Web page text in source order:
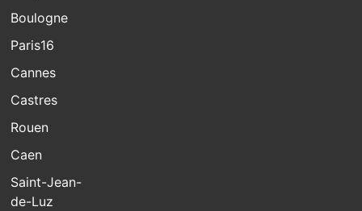
Boulogne
Paris16
Cannes
Castres
Rouen
Caen
Saint-Jean-
de-Luz